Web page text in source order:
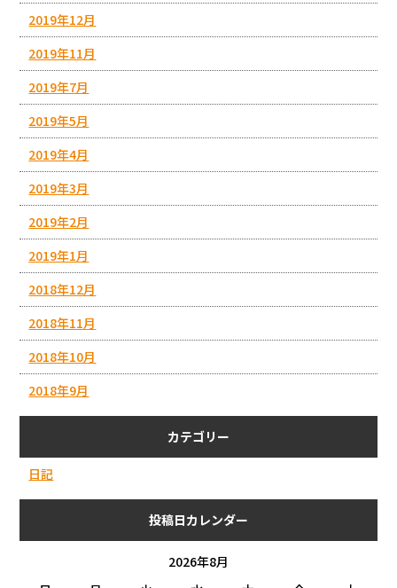
2019年12月
2019年11月
2019年7月
2019年5月
2019年4月
2019年3月
2019年2月
2019年1月
2018年12月
2018年11月
2018年10月
2018年9月
カテゴリー
日記
投稿日カレンダー
2026年8月